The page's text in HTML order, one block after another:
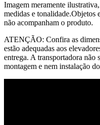
Imagem meramente
medidas e tonalidade.Objetos
não acompanham o produto.
ATENÇÃO: Confira as
estão adequadas aos
entrega. A transportadora não
montagem e nem instalação